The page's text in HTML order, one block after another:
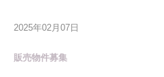
2025年02月07日
販売物件募集